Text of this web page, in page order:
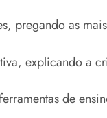
pregando as
explicando a
de